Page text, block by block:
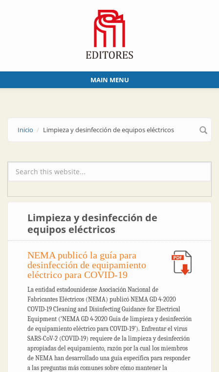
MAIN MENU
Inicio Limpieza y desinfección de equipos eléctricos
Formulario de búsqueda
Limpieza y desinfección de
equipos eléctricos
NEMA publicó la guía para
desinfección de equipamiento
eléctrico para COVID-19
La entidad estadounidense Asociación Nacional de
Fabricantes Eléctricos (NEMA) publicó NEMA GD 4-2020
COVID-19 Cleaning and Disinfecting Guidance for Electrical
Equipment (‘NEMA GD 4-2020 Guía de limpieza y desinfección
de equipamiento eléctrico para COVID-19’). Enfrentar el virus
SARS-CoV-2 (COVID-19) requiere de la limpieza y desinfección
apropiadas del equipamiento, razón por la cual los miembros
de NEMA han desarrollado una guía específica para responder
a las preguntas más comunes sobre cómo mantener la